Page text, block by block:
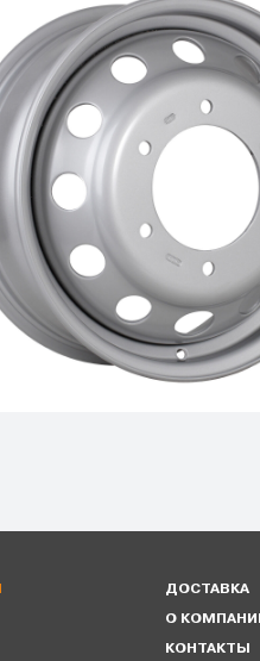
ДОСТАВКА
О
КОНТАКТЫ